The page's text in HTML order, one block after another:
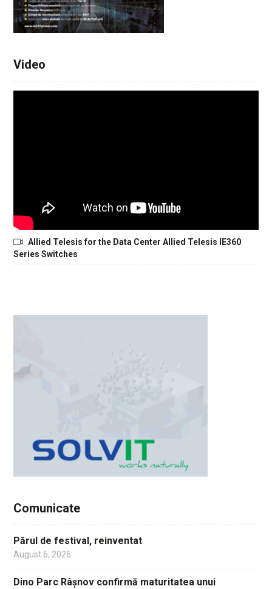
Video
Allied Telesis for the Data Center Allied Telesis IE360
Series Switches
Comunicate
Părul de festival, reinventat
August 6, 2026
Dino Parc Râșnov confirmă maturitatea unui